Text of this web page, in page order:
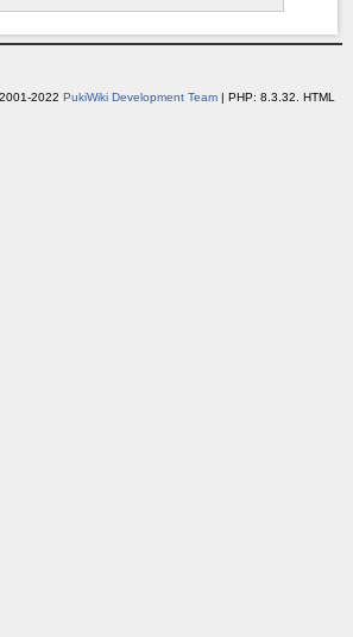
2022 PukiWiki Development Team| PHP: 8.3.32. HTML